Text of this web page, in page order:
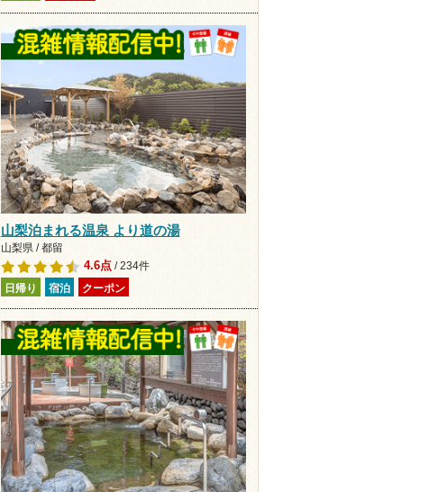
山梨泊まれる温泉 より道の湯
山梨県 / 都留
4.6点/ 234件
日帰り 宿泊 クーポン